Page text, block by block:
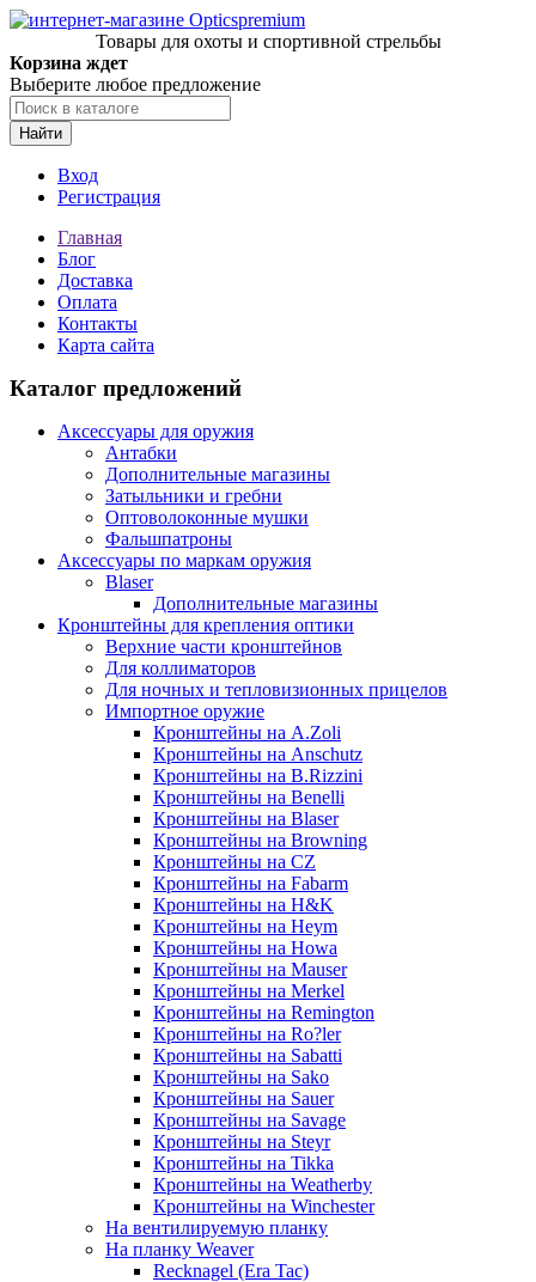
Товары для охоты и спортивной стрельбы
Корзина ждет
Выберите любое предложение
Найти
Вход
Регистрация
Главная
Блог
Доставка
Оплата
Контакты
Карта сайта
Каталог предложений
Аксессуары для оружия
Антабки
Дополнительные магазины
Затыльники и гребни
Оптоволоконные мушки
Фальшпатроны
Аксессуары по маркам оружия
Blaser
Дополнительные магазины
Кронштейны для крепления оптики
Верхние части кронштейнов
Для коллиматоров
Для ночных и тепловизионных прицелов
Импортное оружие
Кронштейны на A.Zoli
Кронштейны на Anschutz
Кронштейны на B.Rizzini
Кронштейны на Benelli
Кронштейны на Blaser
Кронштейны на Browning
Кронштейны на CZ
Кронштейны на Fabarm
Кронштейны на H&K
Кронштейны на Heym
Кронштейны на Howa
Кронштейны на Mauser
Кронштейны на Merkel
Кронштейны на Remington
Кронштейны на Ro?ler
Кронштейны на Sabatti
Кронштейны на Sako
Кронштейны на Sauer
Кронштейны на Savage
Кронштейны на Steyr
Кронштейны на Tikka
Кронштейны на Weatherby
Кронштейны на Winchester
На вентилируемую планку
На планку Weaver
Recknagel (Era Tac)